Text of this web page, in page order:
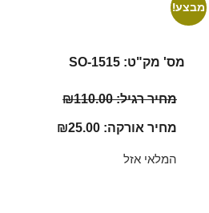
מס' מק"ט: SO-1515
מחיר רגיל: ₪110.00
מחיר אורקה: ₪25.00
המלאי אזל
מבצע!